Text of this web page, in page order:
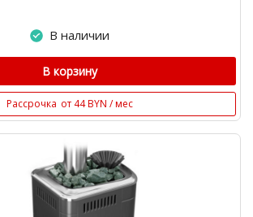
В наличии
В корзину
Рассрочка от 44 BYN / мес